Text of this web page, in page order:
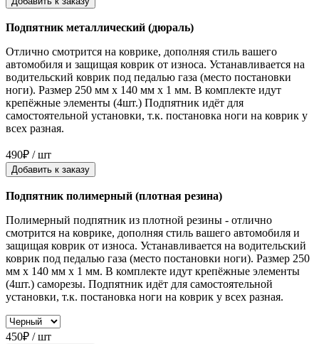
Подпятник металлический (дюраль)
Отлично смотрится на коврике, дополняя стиль вашего
автомобиля и защищая коврик от износа. Устанавливается на
водительский коврик под педалью газа (место постановки
ноги). Размер 250 мм x 140 мм x 1 мм. В комплекте идут
крепёжные элементы (4шт.) Подпятник идёт для
самостоятельной установки, т.к. постановка ноги на коврик у
всех разная.
490₽ / шт
Добавить к заказу
Подпятник полимерный (плотная резина)
Полимерный подпятник из плотной резины - отлично
смотрится на коврике, дополняя стиль вашего автомобиля и
защищая коврик от износа. Устанавливается на водительский
коврик под педалью газа (место постановки ноги). Размер 250
мм x 140 мм x 1 мм. В комплекте идут крепёжные элементы
(4шт.) саморезы. Подпятник идёт для самостоятельной
установки, т.к. постановка ноги на коврик у всех разная.
450₽ / шт